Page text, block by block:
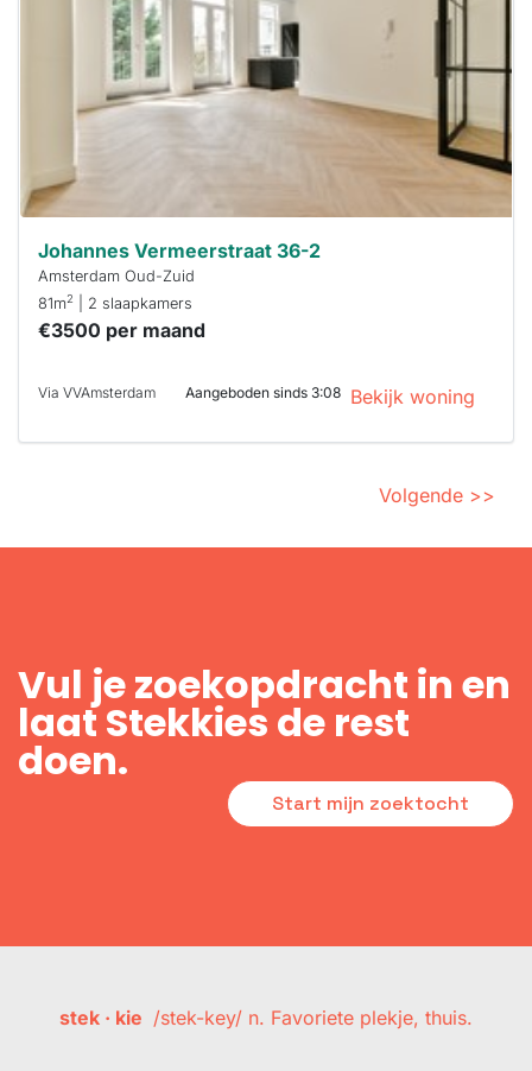
Amsterdam Oud-Zuid
| 2 slaapkamers
€3500 per maand
Bekijk woning
Deze woning
is
waarschijnlijk
al verhuurd
Om kans te
maken moet je
reageren.
Via VVAmsterdam Aangeboden sinds 3:08 Bekijk woning
Volgende >>
Vul je zoekopdracht in en